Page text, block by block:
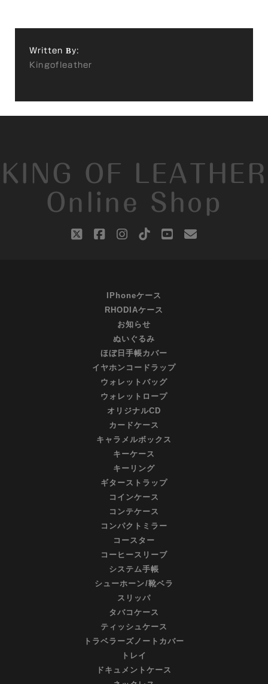
Written By:
Kingofleather
KING OF LEATHER
Online Shop
twitterfacebookinstagram
tiktokyoutube
email
IPhoneケース
RHODIAケース
お知らせ
ぬいぐるみ
ほぼ日手帳カバー
イヤホンコードラップ
ウォレットバッグ
ウォレットロープ
オリジナルCD
カードケース
キャラメルボックス
キーケース
キーリング
ギターストラップ
コインケース
コンテケース
コンパクトミラー
コースター
コーヒースリーブ
システム手帳
シューホーン/靴ベラ
スリッパ
タバコケース
ティッシュケース
トラベラーズノートカバー
トレイ
ドキュメントケース